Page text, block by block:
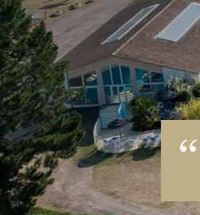
Business Village by Sandaya